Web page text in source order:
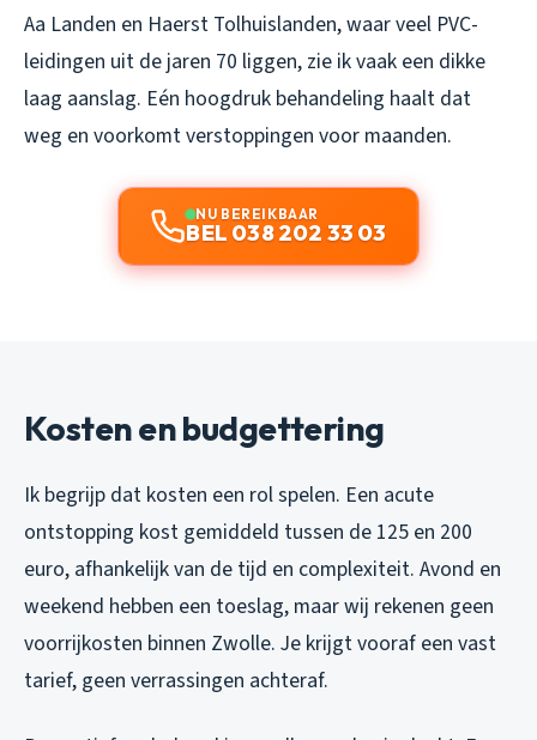
Aa Landen en Haerst Tolhuislanden, waar veel PVC-
leidingen uit de jaren 70 liggen, zie ik vaak een dikke
laag aanslag. Eén hoogdruk behandeling haalt dat
weg en voorkomt verstoppingen voor maanden.
NU BEREIKBAAR
BEL 038 202 33 03
Kosten en budgettering
Ik begrijp dat kosten een rol spelen. Een acute
ontstopping kost gemiddeld tussen de 125 en 200
euro, afhankelijk van de tijd en complexiteit. Avond en
weekend hebben een toeslag, maar wij rekenen geen
voorrijkosten binnen Zwolle. Je krijgt vooraf een vast
tarief, geen verrassingen achteraf.